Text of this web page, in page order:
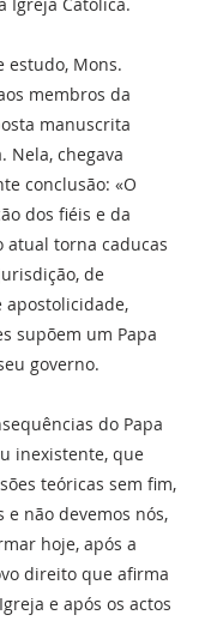
estudo, Mons.
membros da
manuscrita
Nela, chegava
conclusão: «O
dos fiéis e da
atual torna caducas
de
apostolicidade,
supõem um Papa
governo.
do Papa
inexistente, que
teóricas sem fim,
e não devemos nós,
hoje, após a
direito que afirma
e após os actos